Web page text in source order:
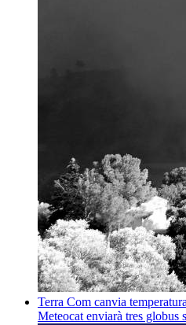
Terra Com canvia
Meteocat enviarà tres globus